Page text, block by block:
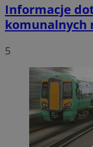
Informacje
komunalnych
5